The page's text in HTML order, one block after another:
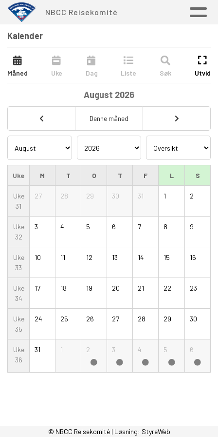
NBCC Reisekomité
Kalender
Måned Uke Dag Liste Søk Utvid
Denne måned
August 2026
Uke M T O T F L S
Uke
31
27 28 29 30 31 1 2
Uke
32
3 4 5 6 7 8 9
Uke
33
10 11 12 13 14 15 16
Uke
34
17 18 19 20 21 22 23
Uke
35
24 25 26 27 28 29 30
Uke
36
31 1 2 3 4 5 6
© NBCC Reisekomité | Løsning: StyreWeb